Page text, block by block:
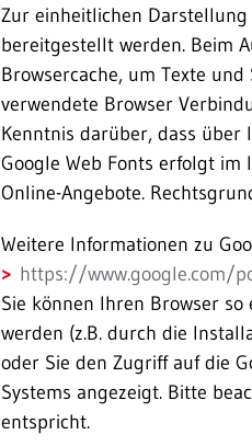
Zur einheitlichen Darstellung
bereitgestellt werden. Beim
Browsercache, um Texte
verwendete Browser
Kenntnis darüber, dass über
Google Web Fonts erfolgt
Online-Angebote.
Weitere Informationen zu
https://www.google.com/
Sie können Ihren Browser
werden (z.B. durch die
oder Sie den Zugriff auf die
Systems angezeigt. Bitte
entspricht.